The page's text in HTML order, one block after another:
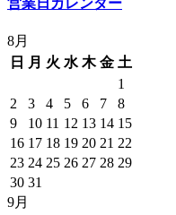
営業日カレンダー
8月
日
月 火 水 木 金 土
1
2
3 4 5 6 7
8
9
10 11 12 13 14 15
16 17 18 19 20 21 22
23 24 25 26 27 28 29
30 31
9月